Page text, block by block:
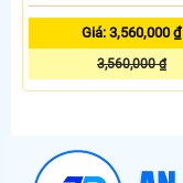
Giá: 3,560,000 ₫
3,560,000 ₫